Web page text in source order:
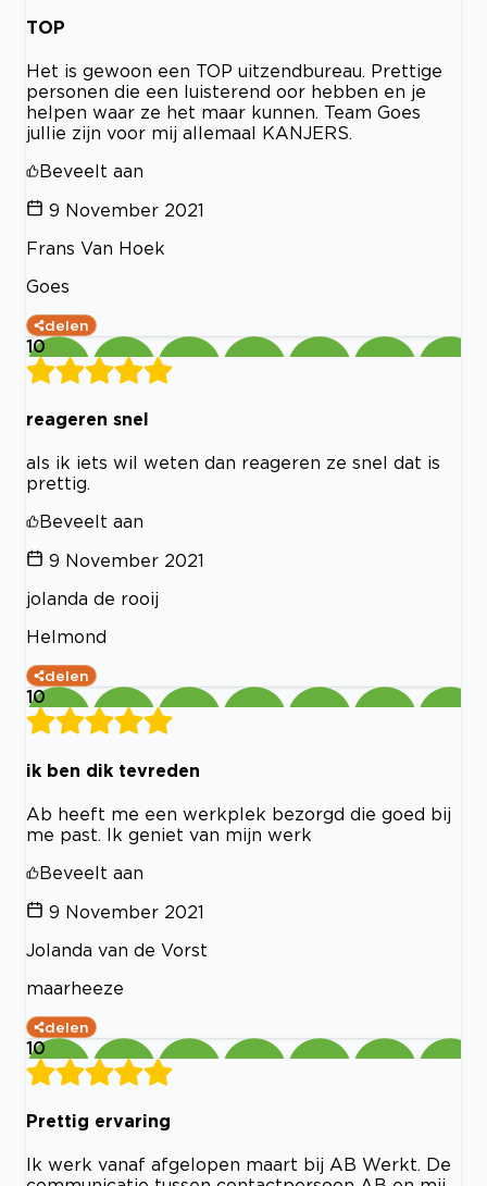
TOP
Het is gewoon een TOP uitzendbureau. Prettige
personen die een luisterend oor hebben en je
helpen waar ze het maar kunnen. Team Goes
jullie zijn voor mij allemaal KANJERS.
Beveelt aan
9 November 2021
Frans Van Hoek
Goes
delen
10
reageren snel
als ik iets wil weten dan reageren ze snel dat is
prettig.
Beveelt aan
9 November 2021
jolanda de rooij
Helmond
delen
10
ik ben dik tevreden
Ab heeft me een werkplek bezorgd die goed bij
me past. Ik geniet van mijn werk
Beveelt aan
9 November 2021
Jolanda van de Vorst
maarheeze
delen
10
Prettig ervaring
Ik werk vanaf afgelopen maart bij AB Werkt. De